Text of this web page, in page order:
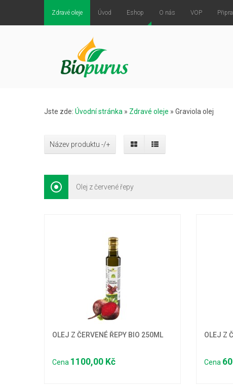
Zdravé oleje Úvod Eshop O nás VOP
Jste zde: Úvodní stránka » Zdravé oleje » Graviola olej
Název produktu -/+
Olej z červené řepy
OLEJ Z ČERVENÉ ŘEPY BIO 250ML
Cena 1100,00 Kč
OLEJ Z
Cena